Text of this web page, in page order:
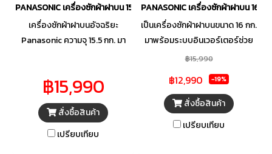
PANASONIC เครื่องซักผ้าฝาบน 15.5 KG รุ่น NA-FD155X3BC
เครื่องซักผ้าฝาบนอัจฉริยะ
Panasonic ความจุ 15.5 กก. มา
จับปริมาณผ้าและอุณหภูมิน้ำเพื่อ
ปรับโปรแกรมซักอย่างแม่นยำ
พร้อม AutoDose เติมน้ำยาซักผ้า
อัตโนมัติช่วยถนอมผ้าและลดการ
฿15,990
สั่งซื้อสินค้า
เปรียบเทียบ
PANASONIC เครื่องซักผ้าฝาบน 16
เป็นเครื่องซักผ้าฝาบนขนาด 16 กก.
มาพร้อมระบบอินเวอร์เตอร์ช่วย
ประหยัดพลังงาน เทคโนโลยี
เฉพาะจุด เช่น เหงื่อและโคลน
ผสานกับระบบ ActiveFoam
สร้างโฟมละเอียดเพื่อการซักที่ล้ำ
ลึก และถังซัก Sazanami Drum
฿15,990
฿12,990 -19%
สั่งซื้อสินค้า
เปรียบเทียบ